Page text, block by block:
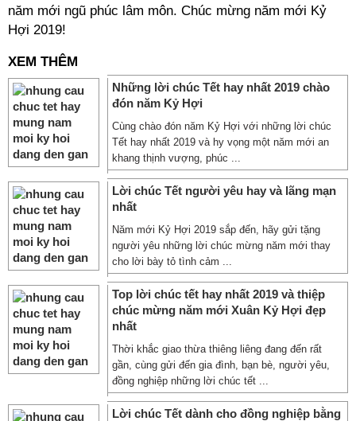
năm mới ngũ phúc lâm môn. Chúc mừng năm mới Kỷ
Hợi 2019!
XEM THÊM
Những lời chúc Tết hay nhất 2019 chào
đón năm Kỷ Hợi
Cùng chào đón năm Kỷ Hợi với những lời chúc
Tết hay nhất 2019 và hy vọng một năm mới an
khang thịnh vượng, phúc ...
Lời chúc Tết người yêu hay và lãng mạn
nhất
Năm mới Kỷ Hợi 2019 sắp đến, hãy gửi tặng
người yêu những lời chúc mừng năm mới thay
cho lời bày tỏ tình cảm ...
Top lời chúc tết hay nhất 2019 và thiệp
chúc mừng năm mới Xuân Kỷ Hợi đẹp
nhất
Thời khắc giao thừa thiêng liêng đang đến rất
gần, cùng gửi đến gia đình, bạn bè, người yêu,
đồng nghiệp những lời chúc tết ...
Lời chúc Tết dành cho đồng nghiệp bằng